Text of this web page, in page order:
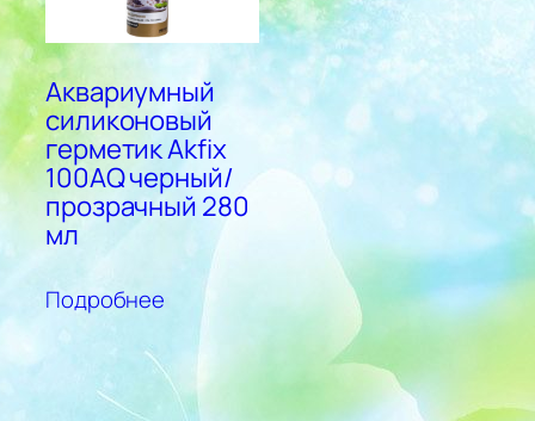
Аквариумный
силиконовый
герметик Akfix
100AQ черный/
прозрачный 280
мл
Подробнее